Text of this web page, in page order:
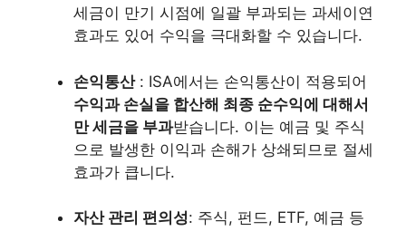
세금이 만기 시점에 일괄 부과되는 과세이연
효과도 있어 수익을 극대화할 수 있습니다​.
손익통산: ISA에서는 손익통산이 적용되어
수익과 손실을 합산해 최종 순수익에 대해서
만 세금을 부과받습니다. 이는 예금 및 주식
으로 발생한 이익과 손해가 상쇄되므로 절세
효과가 큽니다.
자산 관리 편의성: 주식, 펀드, ETF, 예금 등